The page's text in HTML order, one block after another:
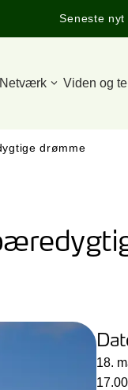
Seneste nyt
Netværk Viden og
drømme
18.